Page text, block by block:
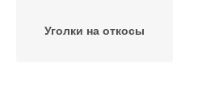
Уголки на откосы